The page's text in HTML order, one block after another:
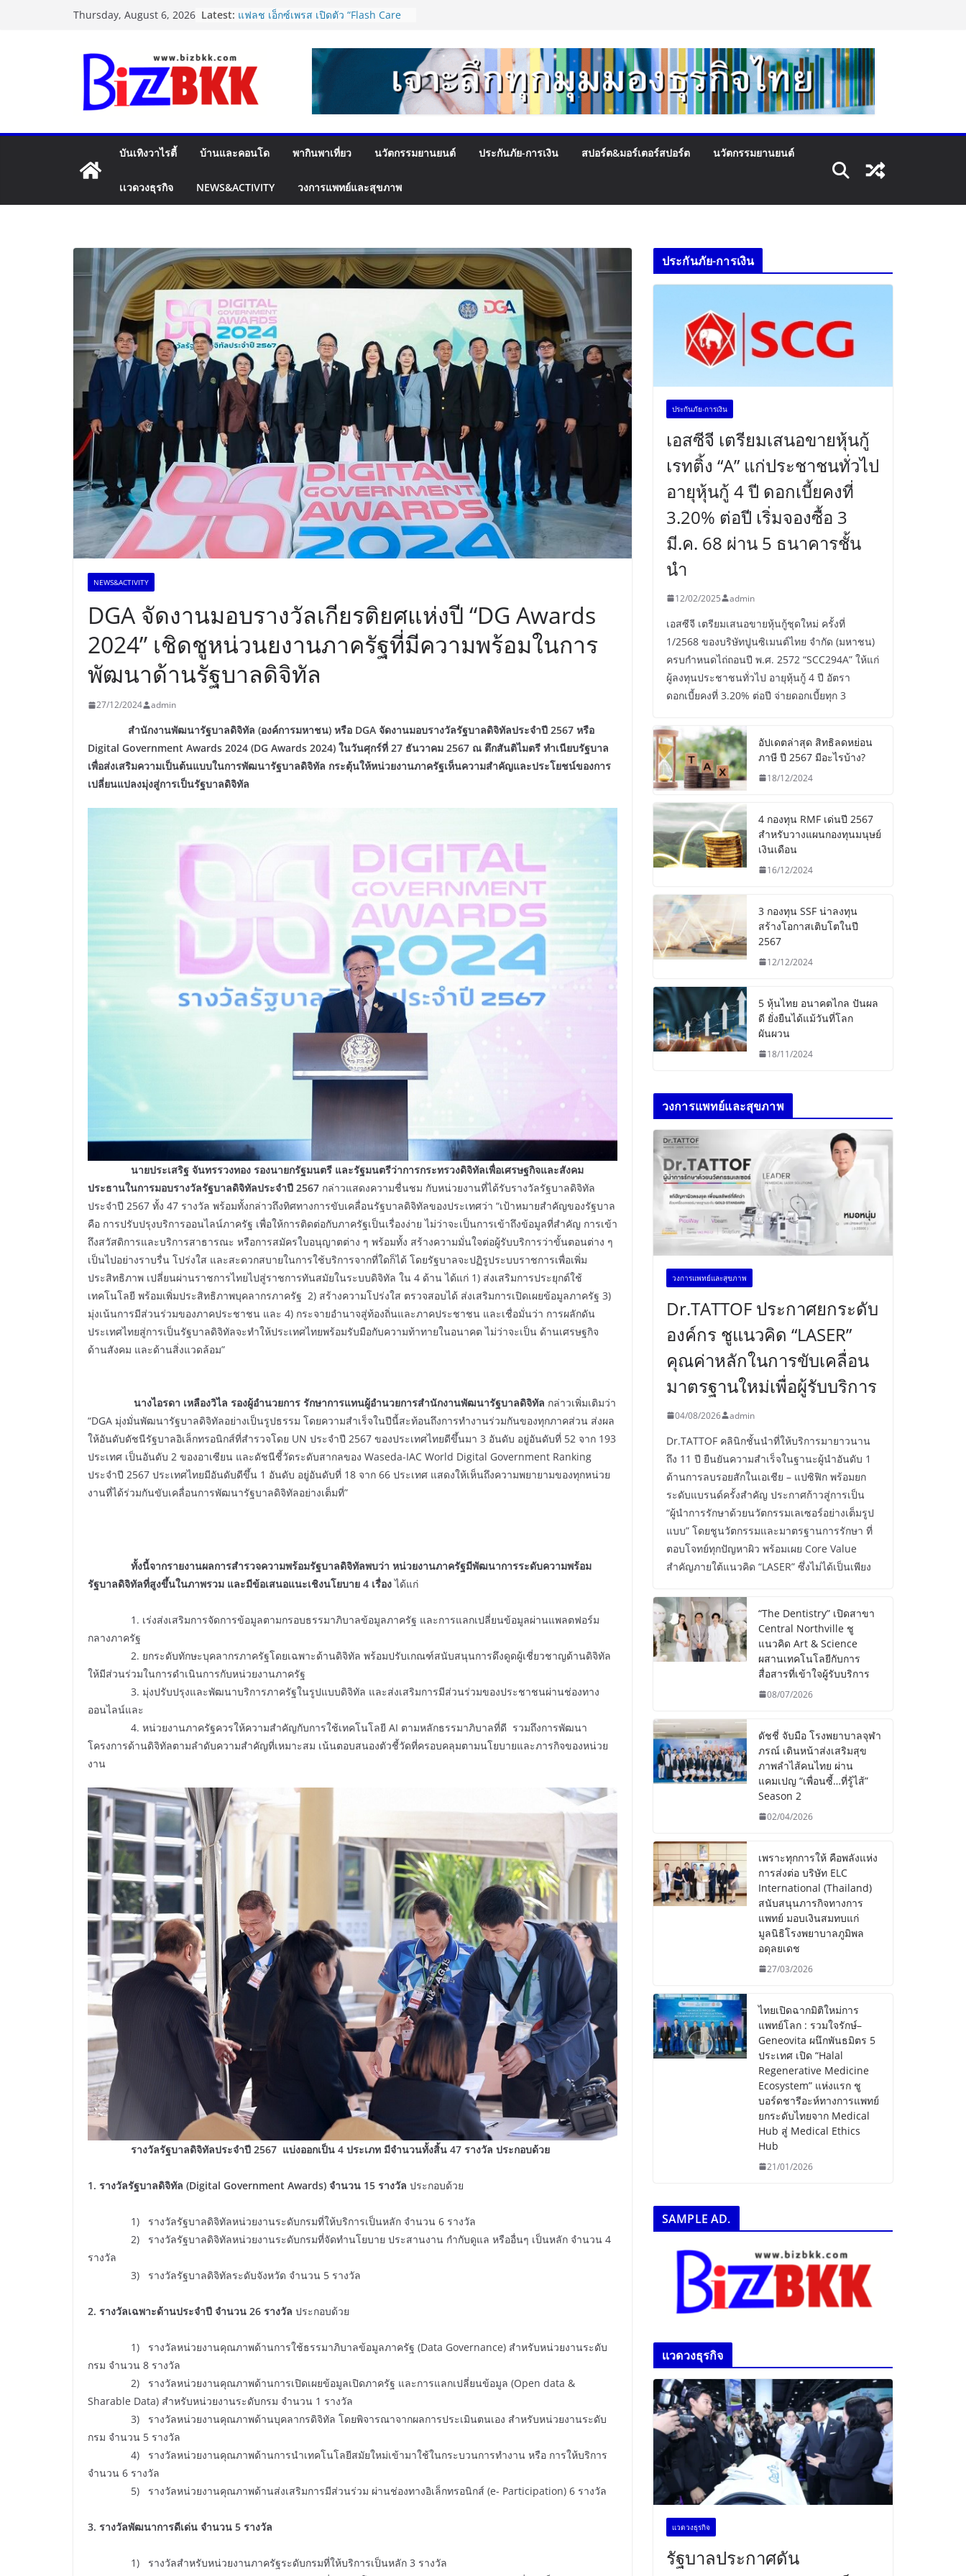
Thursday, August 6, 2026 Latest: แฟลช เอ็กซ์เพรส เปิดตัว “Flash Care
ไซลุน ไทยแลนด์ ชูนวัตกรรมยาง EV นำ
Xiaomi SU7 Ultra และ VOGUE Tire
จัดแสดงในงาน IMPACT SPEED FEST
รอยัล” หลังสร้างชื่อเสียงประเทศไทยบน
เวที America’s Got Talent พร้อมส่ง
Dr.TATTOF ประกาศยกระดับองค์กร ชู
เดียว ลดบิดเบือนตลาด เพิ่ม
ประสิทธิภาพจัดเก็บรายได้
บันเทิงวาไรตี้ บ้านและคอนโด พากินพาเที่ยว นวัตกรรมยานยนต์ ประกันภัย-การเงิน สปอร์ต&มอร์เตอร์สปอร์ต นวัตกรรมยานยนต์
เเวดวงธุรกิจ NEWS&ACTIVITY วงการแพทย์และสุขภาพ
NEWS&ACTIVITY
DGA จัดงานมอบรางวัลเกียรติยศแห่งปี “DG Awards
2024” เชิดชูหน่วนยงานภาครัฐที่มีความพร้อมในการ
พัฒนาด้านรัฐบาลดิจิทัล
27/12/2024 admin
สำนักงานพัฒนารัฐบาลดิจิทัล (องค์การมหาชน) หรือ DGA จัดงานมอบรางวัลรัฐบาลดิจิทัลประจำปี 2567 หรือ
Digital Government Awards 2024 (DG Awards 2024) ในวันศุกร์ที่ 27 ธันวาคม 2567 ณ ตึกสันติไมตรี ทำเนียบรัฐบาล
เพื่อส่งเสริมความเป็นต้นแบบในการพัฒนารัฐบาลดิจิทัล กระตุ้นให้หน่วยงานภาครัฐเห็นความสำคัญและประโยชน์ของการ
เปลี่ยนแปลงมุ่งสู่การเป็นรัฐบาลดิจิทัล
นายประเสริฐ จันทรรวงทอง รองนายกรัฐมนตรี และรัฐมนตรีว่าการกระทรวงดิจิทัลเพื่อเศรษฐกิจและสังคม
ประธานในการมอบรางวัลรัฐบาลดิจิทัลประจำปี 2567 กล่าวแสดงความชื่นชม กับหน่วยงานที่ได้รับรางวัลรัฐบาลดิจิทัล
ประจำปี 2567 ทั้ง 47 รางวัล พร้อมทั้งกล่าวถึงทิศทางการขับเคลื่อนรัฐบาลดิจิทัลของประเทศว่า “เป้าหมายสำคัญของรัฐบาล
คือ การปรับปรุงบริการออนไลน์ภาครัฐ เพื่อให้การติดต่อกับภาครัฐเป็นเรื่องง่าย ไม่ว่าจะเป็นการเข้าถึงข้อมูลที่สำคัญ การเข้า
ถึงสวัสดิการและบริการสาธารณะ หรือการสมัครใบอนุญาตต่าง ๆ พร้อมทั้ง สร้างความมั่นใจต่อผู้รับบริการว่าขั้นตอนต่าง ๆ
เป็นไปอย่างราบรื่น โปร่งใส และสะดวกสบายในการใช้บริการจากที่ใดก็ได้ โดยรัฐบาลจะปฏิรูประบบราชการเพื่อเพิ่ม
ประสิทธิภาพ เปลี่ยนผ่านราชการไทยไปสู่ราชการทันสมัยในระบบดิจิทัล ใน 4 ด้าน ได้แก่ 1) ส่งเสริมการประยุกต์ใช้
เทคโนโลยี พร้อมเพิ่มประสิทธิภาพบุคลากรภาครัฐ 2) สร้างความโปร่งใส ตรวจสอบได้ ส่งเสริมการเปิดเผยข้อมูลภาครัฐ 3)
มุ่งเน้นการมีส่วนร่วมของภาคประชาชน และ 4) กระจายอำนาจสู่ท้องถิ่นและภาคประชาชน และเชื่อมั่นว่า การผลักดัน
ประเทศไทยสู่การเป็นรัฐบาลดิจิทัลจะทำให้ประเทศไทยพร้อมรับมือกับความท้าทายในอนาคต ไม่ว่าจะเป็น ด้านเศรษฐกิจ
ด้านสังคม และด้านสิ่งแวดล้อม”
นางไอรดา เหลืองวิไล รองผู้อำนวยการ รักษาการแทนผู้อำนวยการสำนักงานพัฒนารัฐบาลดิจิทัล กล่าวเพิ่มเติมว่า
“DGA มุ่งมั่นพัฒนารัฐบาลดิจิทัลอย่างเป็นรูปธรรม โดยความสำเร็จในปีนี้สะท้อนถึงการทำงานร่วมกันของทุกภาคส่วน ส่งผล
ให้อันดับดัชนีรัฐบาลอิเล็กทรอนิกส์ที่สำรวจโดย UN ประจำปี 2567 ของประเทศไทยดีขึ้นมา 3 อันดับ อยู่อันดับที่ 52 จาก 193
ประเทศ เป็นอันดับ 2 ของอาเซียน และดัชนีชี้วัดระดับสากลของ Waseda-IAC World Digital Government Ranking
ประจำปี 2567 ประเทศไทยมีอันดับดีขึ้น 1 อันดับ อยู่อันดับที่ 18 จาก 66 ประเทศ แสดงให้เห็นถึงความพยายามของทุกหน่วย
งานที่ได้ร่วมกันขับเคลื่อนการพัฒนารัฐบาลดิจิทัลอย่างเต็มที่”
ทั้งนี้จากรายงานผลการสำรวจความพร้อมรัฐบาลดิจิทัลพบว่า หน่วยงานภาครัฐมีพัฒนาการระดับความพร้อม
รัฐบาลดิจิทัลที่สูงขึ้นในภาพรวม และมีข้อเสนอแนะเชิงนโยบาย 4 เรื่องได้แก่
1. เร่งส่งเสริมการจัดการข้อมูลตามกรอบธรรมาภิบาลข้อมูลภาครัฐ และการแลกเปลี่ยนข้อมูลผ่านแพลตฟอร์ม
กลางภาครัฐ
2. ยกระดับทักษะบุคลากรภาครัฐโดยเฉพาะด้านดิจิทัล พร้อมปรับเกณฑ์สนับสนุนการดึงดูดผู้เชี่ยวชาญด้านดิจิทัล
ให้มีส่วนร่วมในการดำเนินการกับหน่วยงานภาครัฐ
3. มุ่งปรับปรุงและพัฒนาบริการภาครัฐในรูปแบบดิจิทัล และส่งเสริมการมีส่วนร่วมของประชาชนผ่านช่องทาง
ออนไลน์และ
4. หน่วยงานภาครัฐควรให้ความสำคัญกับการใช้เทคโนโลยี AI ตามหลักธรรมาภิบาลที่ดี รวมถึงการพัฒนา
โครงการด้านดิจิทัลตามลำดับความสำคัญที่เหมาะสม เน้นตอบสนองตัวชี้วัดที่ครอบคลุมตามนโยบายและภารกิจของหน่วย
งาน
รางวัลรัฐบาลดิจิทัลประจำปี 2567 แบ่งออกเป็น 4 ประเภท มีจำนวนทั้งสิ้น 47 รางวัล ประกอบด้วย
1. รางวัลรัฐบาลดิจิทัล (Digital Government Awards) จำนวน 15 รางวัล ประกอบด้วย
1) รางวัลรัฐบาลดิจิทัลหน่วยงานระดับกรมที่ให้บริการเป็นหลัก จำนวน 6 รางวัล
2) รางวัลรัฐบาลดิจิทัลหน่วยงานระดับกรมที่จัดทำนโยบาย ประสานงาน กำกับดูแล หรืออื่นๆ เป็นหลัก จำนวน 4
รางวัล
3) รางวัลรัฐบาลดิจิทัลระดับจังหวัด จำนวน 5 รางวัล
2. รางวัลเฉพาะด้านประจำปี จำนวน 26 รางวัล ประกอบด้วย
1) รางวัลหน่วยงานคุณภาพด้านการใช้ธรรมาภิบาลข้อมูลภาครัฐ (Data Governance) สำหรับหน่วยงานระดับ
กรม จำนวน 8 รางวัล
2) รางวัลหน่วยงานคุณภาพด้านการเปิดเผยข้อมูลเปิดภาครัฐ และการแลกเปลี่ยนข้อมูล (Open data &
Sharable Data) สำหรับหน่วยงานระดับกรม จำนวน 1 รางวัล
3) รางวัลหน่วยงานคุณภาพด้านบุคลากรดิจิทัล โดยพิจารณาจากผลการประเมินตนเอง สำหรับหน่วยงานระดับ
กรม จำนวน 5 รางวัล
4) รางวัลหน่วยงานคุณภาพด้านการนำเทคโนโลยีสมัยใหม่เข้ามาใช้ในกระบวนการทำงาน หรือ การให้บริการ
จำนวน 6 รางวัล
5) รางวัลหน่วยงานคุณภาพด้านส่งเสริมการมีส่วนร่วม ผ่านช่องทางอิเล็กทรอนิกส์ (e- Participation) 6 รางวัล
3. รางวัลพัฒนาการดีเด่น จำนวน 5 รางวัล
1) รางวัลสำหรับหน่วยงานภาครัฐระดับกรมที่ให้บริการเป็นหลัก 3 รางวัล
ประกันภัย-การเงิน
ประกันภัย-การเงิน
เอสซีจี เตรียมเสนอขายหุ้นกู้
เรทติ้ง “A” แก่ประชาชนทั่วไป
อายุหุ้นกู้ 4 ปี ดอกเบี้ยคงที่
3.20% ต่อปี เริ่มจองซื้อ 3
มี.ค. 68 ผ่าน 5 ธนาคารชั้น
นำ
12/02/2025 admin
เอสซีจี เตรียมเสนอขายหุ้นกู้ชุดใหม่ ครั้งที่
1/2568 ของบริษัทปูนซิเมนต์ไทย จำกัด (มหาชน)
ครบกำหนดไถ่ถอนปี พ.ศ. 2572 “SCC294A” ให้แก่
ผู้ลงทุนประชาชนทั่วไป อายุหุ้นกู้ 4 ปี อัตรา
ดอกเบี้ยคงที่ 3.20% ต่อปี จ่ายดอกเบี้ยทุก 3
อัปเดตล่าสุด สิทธิลดหย่อน
ภาษี ปี 2567 มีอะไรบ้าง?
18/12/2024
4 กองทุน RMF เด่นปี 2567
สำหรับวางแผนกองทุนมนุษย์
เงินเดือน
16/12/2024
3 กองทุน SSF น่าลงทุน
สร้างโอกาสเติบโตในปี
2567
12/12/2024
5 หุ้นไทย อนาคตไกล ปันผล
ดี ยั่งยืนได้แม้วันที่โลก
ผันผวน
18/11/2024
วงการแพทย์และสุขภาพ
วงการแพทย์และสุขภาพ
Dr.TATTOF ประกาศยกระดับ
องค์กร ชูแนวคิด “LASER”
คุณค่าหลักในการขับเคลื่อน
มาตรฐานใหม่เพื่อผู้รับบริการ
04/08/2026 admin
Dr.TATTOF คลินิกชั้นนำที่ให้บริการมายาวนาน
ถึง 11 ปี ยืนยันความสำเร็จในฐานะผู้นำอันดับ 1
ด้านการลบรอยสักในเอเชีย – แปซิฟิก พร้อมยก
ระดับแบรนด์ครั้งสำคัญ ประกาศก้าวสู่การเป็น
“ผู้นำการรักษาด้วยนวัตกรรมเลเซอร์อย่างเต็มรูป
แบบ” โดยชูนวัตกรรมและมาตรฐานการรักษา ที่
ตอบโจทย์ทุกปัญหาผิว พร้อมเผย Core Value
สำคัญภายใต้แนวคิด “LASER” ซึ่งไม่ได้เป็นเพียง
“The Dentistry” เปิดสาขา
Central Northville ชู
แนวคิด Art & Science
ผสานเทคโนโลยีกับการ
สื่อสารที่เข้าใจผู้รับบริการ
08/07/2026
ดัชชี่ จับมือ โรงพยาบาลจุฬา
ภรณ์ เดินหน้าส่งเสริมสุข
ภาพลำไส้คนไทย ผ่าน
แคมเปญ “เพื่อนซี้…ที่รู้ไส้”
Season 2
02/04/2026
เพราะทุกการให้ คือพลังแห่ง
การส่งต่อ บริษัท ELC
International (Thailand)
สนับสนุนภารกิจทางการ
แพทย์ มอบเงินสมทบแก่
มูลนิธิโรงพยาบาลภูมิพล
อดุลยเดช
27/03/2026
ไทยเปิดฉากมิติใหม่การ
แพทย์โลก : รวมใจรักษ์–
Geneovita ผนึกพันธมิตร 5
ประเทศ เปิด “Halal
Regenerative Medicine
Ecosystem” แห่งแรก ชู
บอร์ดชารีอะห์ทางการแพทย์
ยกระดับไทยจาก Medical
Hub สู่ Medical Ethics
Hub
21/01/2026
SAMPLE AD.
เเวดวงธุรกิจ
เเวดวงธุรกิจ
รัฐบาลประกาศดัน